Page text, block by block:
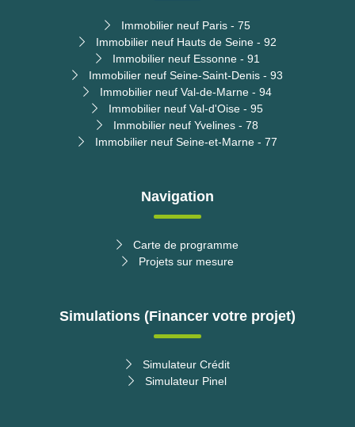
Immobilier neuf Paris - 75
Immobilier neuf Hauts de Seine - 92
Immobilier neuf Essonne - 91
Immobilier neuf Seine-Saint-Denis - 93
Immobilier neuf Val-de-Marne - 94
Immobilier neuf Val-d'Oise - 95
Immobilier neuf Yvelines - 78
Immobilier neuf Seine-et-Marne - 77
Navigation
Carte de programme
Projets sur mesure
Simulations (Financer votre projet)
Simulateur Crédit
Simulateur Pinel